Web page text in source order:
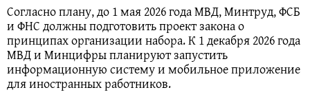
Согласно плану, до 1 мая 2026 года МВД, Минтруд, ФСБ
и ФНС должны подготовить проект закона о
принципах организации набора. К 1 декабря 2026 года
МВД и Минцифры планируют запустить
информационную систему и мобильное приложение
для иностранных работников.